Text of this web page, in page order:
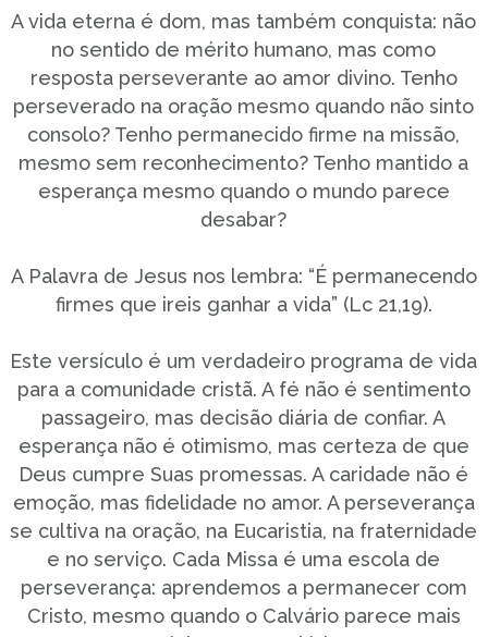
A vida eterna é dom, mas também conquista: não
no sentido de mérito humano, mas como
resposta perseverante ao amor divino. Tenho
perseverado na oração mesmo quando não sinto
consolo? Tenho permanecido firme na missão,
mesmo sem reconhecimento? Tenho mantido a
esperança mesmo quando o mundo parece
desabar?
A Palavra de Jesus nos lembra: “É permanecendo
firmes que ireis ganhar a vida” (Lc 21,19).
Este versículo é um verdadeiro programa de vida
para a comunidade cristã. A fé não é sentimento
passageiro, mas decisão diária de confiar. A
esperança não é otimismo, mas certeza de que
Deus cumpre Suas promessas. A caridade não é
emoção, mas fidelidade no amor. A perseverança
se cultiva na oração, na Eucaristia, na fraternidade
e no serviço. Cada Missa é uma escola de
perseverança: aprendemos a permanecer com
Cristo, mesmo quando o Calvário parece mais